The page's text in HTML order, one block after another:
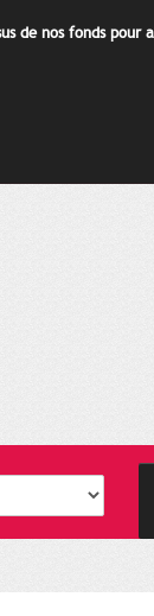
de nos fonds pour